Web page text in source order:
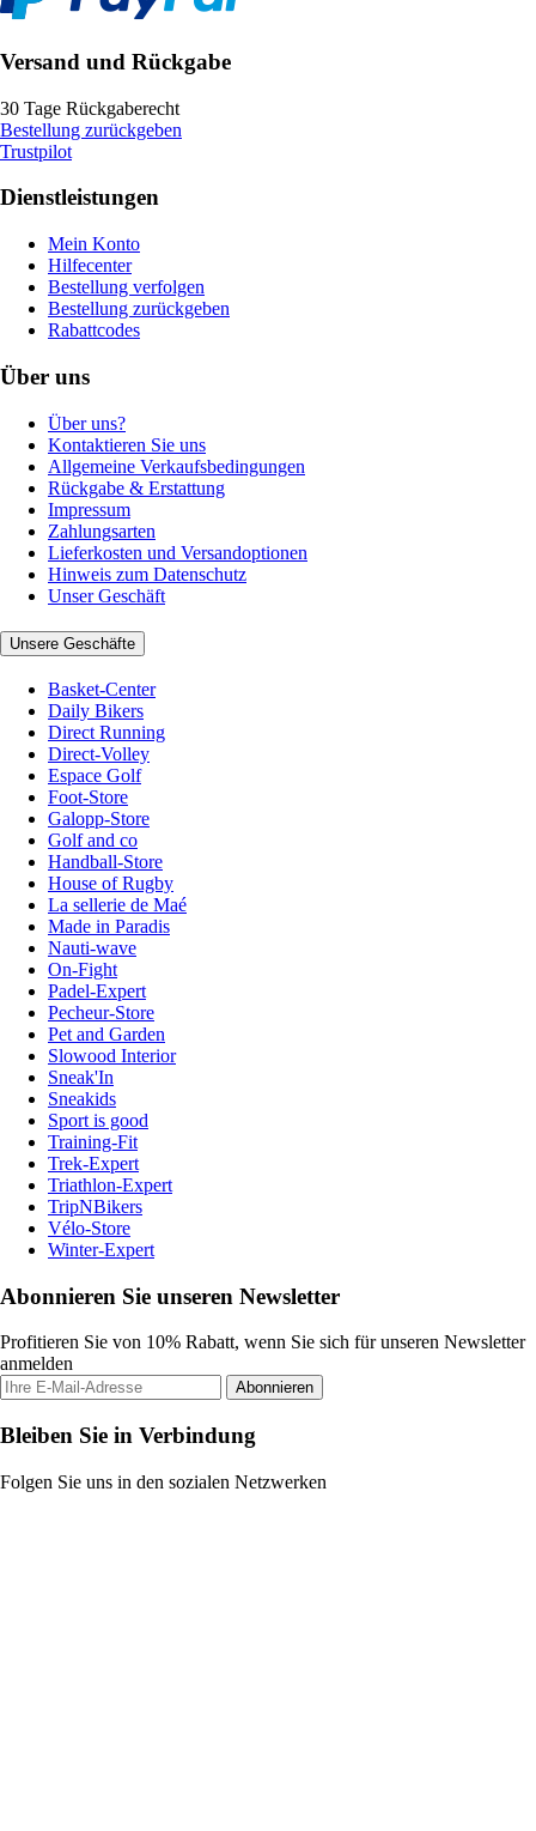
Versand und Rückgabe
30 Tage Rückgaberecht
Bestellung zurückgeben
Trustpilot
Dienstleistungen
Mein Konto
Hilfecenter
Bestellung verfolgen
Bestellung zurückgeben
Rabattcodes
Über uns
Über uns?
Kontaktieren Sie uns
Allgemeine Verkaufsbedingungen
Rückgabe & Erstattung
Impressum
Zahlungsarten
Lieferkosten und Versandoptionen
Hinweis zum Datenschutz
Unser Geschäft
Unsere Geschäfte
Basket-Center
Daily Bikers
Direct Running
Direct-Volley
Espace Golf
Foot-Store
Galopp-Store
Golf and co
Handball-Store
House of Rugby
La sellerie de Maé
Made in Paradis
Nauti-wave
On-Fight
Padel-Expert
Pecheur-Store
Pet and Garden
Slowood Interior
Sneak'In
Sneakids
Sport is good
Training-Fit
Trek-Expert
Triathlon-Expert
TripNBikers
Vélo-Store
Winter-Expert
Abonnieren Sie unseren Newsletter
Profitieren Sie von 10% Rabatt, wenn Sie sich für unseren Newsletter
anmelden
Abonnieren
Bleiben Sie in Verbindung
Folgen Sie uns in den sozialen Netzwerken